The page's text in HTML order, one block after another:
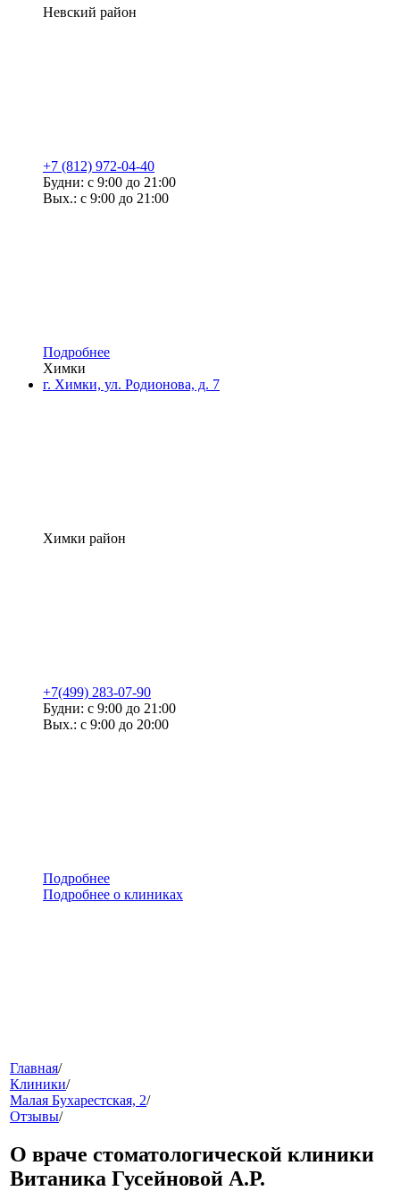
Невский район
+7 (812) 972-04-40
Будни: с 9:00 до 21:00
Вых.: с 9:00 до 21:00
Подробнее
Химки
г. Химки, ул. Родионова, д. 7
Химки район
+7(499) 283-07-90
Будни: с 9:00 до 21:00
Вых.: с 9:00 до 20:00
Подробнее
Подробнее о клиниках
меню
Главная/
Клиники/
Малая Бухарестская, 2/
Отзывы/
О враче стоматологической клиники
Витаника Гусейновой А.Р.